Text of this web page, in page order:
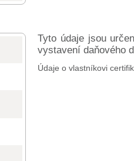
Tyto údaje jsou
vystavení daňového
Údaje o vlastníkovi